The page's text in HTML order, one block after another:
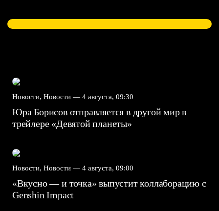
Новости, Новости — 4 августа, 09:30
Юра Борисов отправляется в другой мир в
трейлере «Девятой планеты»
Новости, Новости — 4 августа, 09:00
«Вкусно — и точка» выпустит коллаборацию с
Genshin Impact⁠⁠